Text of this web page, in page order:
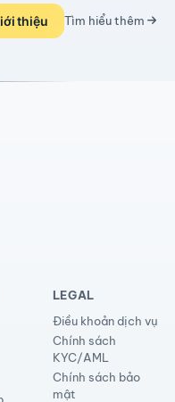
thiệu Tìm hiểu thêm
LEGAL
Điều khoản dịch vụ
Chính sách
KYC/AML
Chính sách bảo
mật